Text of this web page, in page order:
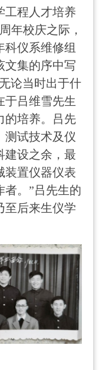
工程人才培养
年校庆之际，
科仪系维修组
文集的序中写
论当时出于什
于吕维雪先生
的培养。吕先
测试技术及仪
建设之余，最
装置仪器仪表
者。”吕先生的
至后来生仪学